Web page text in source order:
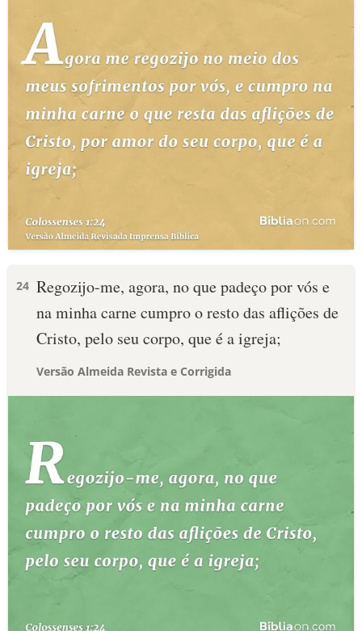
24 Regozijo-me, agora, no que padeço por vós e
na minha carne cumpro o resto das aflições de
Cristo, pelo seu corpo, que é a igreja;
Versão Almeida Revista e Corrigida